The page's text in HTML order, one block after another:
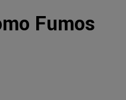
Fumos